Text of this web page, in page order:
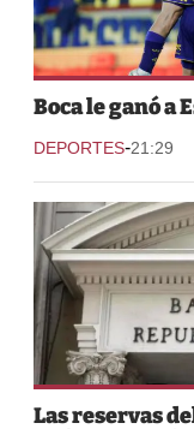
Boca le ganó a
DEPORTES-21:29
Las reservas